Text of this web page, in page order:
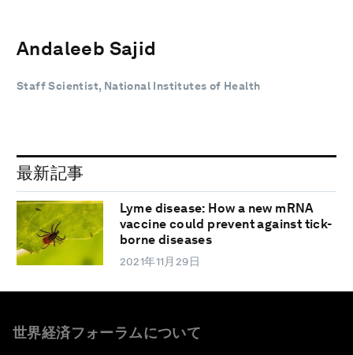
Andaleeb Sajid
Staff Scientist, National Institutes of Health
最新記事
Lyme disease: How a new mRNA
vaccine could prevent against tick-
borne diseases
2021年11月29日
世界経済フォーラムについて